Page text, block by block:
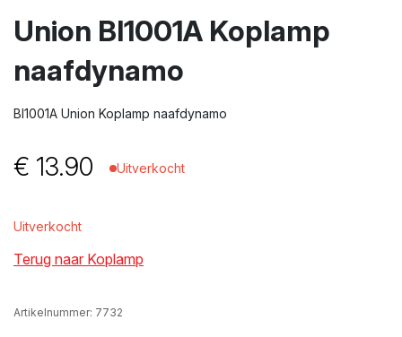
Union BI1001A Koplamp
naafdynamo
BI1001A Union Koplamp naafdynamo
€ 13.90 Uitverkocht
Uitverkocht
Terug naar Koplamp
Artikelnummer: 7732